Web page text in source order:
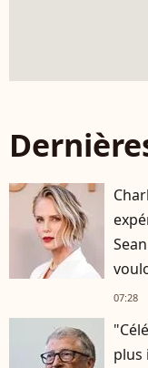
07:28
plus